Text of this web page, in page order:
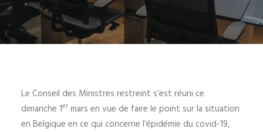
Le Conseil des Ministres restreint s’est réuni ce
dimanche 1er mars en vue de faire le point sur la situation
en Belgique en ce qui concerne l’épidémie du covid-19,